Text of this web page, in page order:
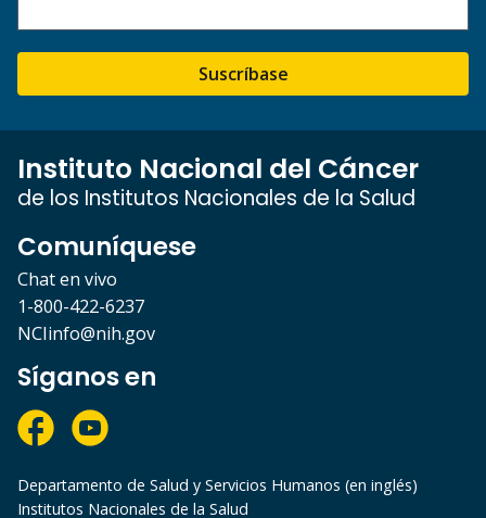
Suscríbase
Instituto Nacional del Cáncer
de los Institutos Nacionales de la Salud
Comuníquese
Chat en vivo
1-800-422-6237
NCIinfo@nih.gov
Síganos en
Departamento de Salud y Servicios Humanos (en inglés)
Institutos Nacionales de la Salud